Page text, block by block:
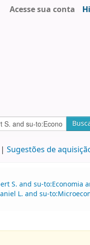
Acesse sua conta
Sugestões de
S. and su-to:Economia
L. and su-